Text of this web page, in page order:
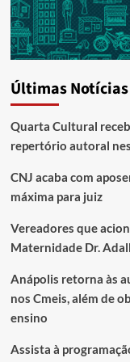
Últimas Notícias
Quarta Cultural
repertório autoral
CNJ acaba com
máxima para juiz
Vereadores que
Maternidade Dr.
Anápolis retorna às
nos Cmeis, além de
ensino
Assista à